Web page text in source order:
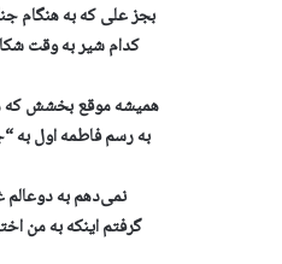
بجز علی که به هنگام
کدام شیر به وقت
همیشه موقع بخشش که
به رسم فاطمه اول به
نمی‌دهم به دوعالم
گرفتم اینکه به من